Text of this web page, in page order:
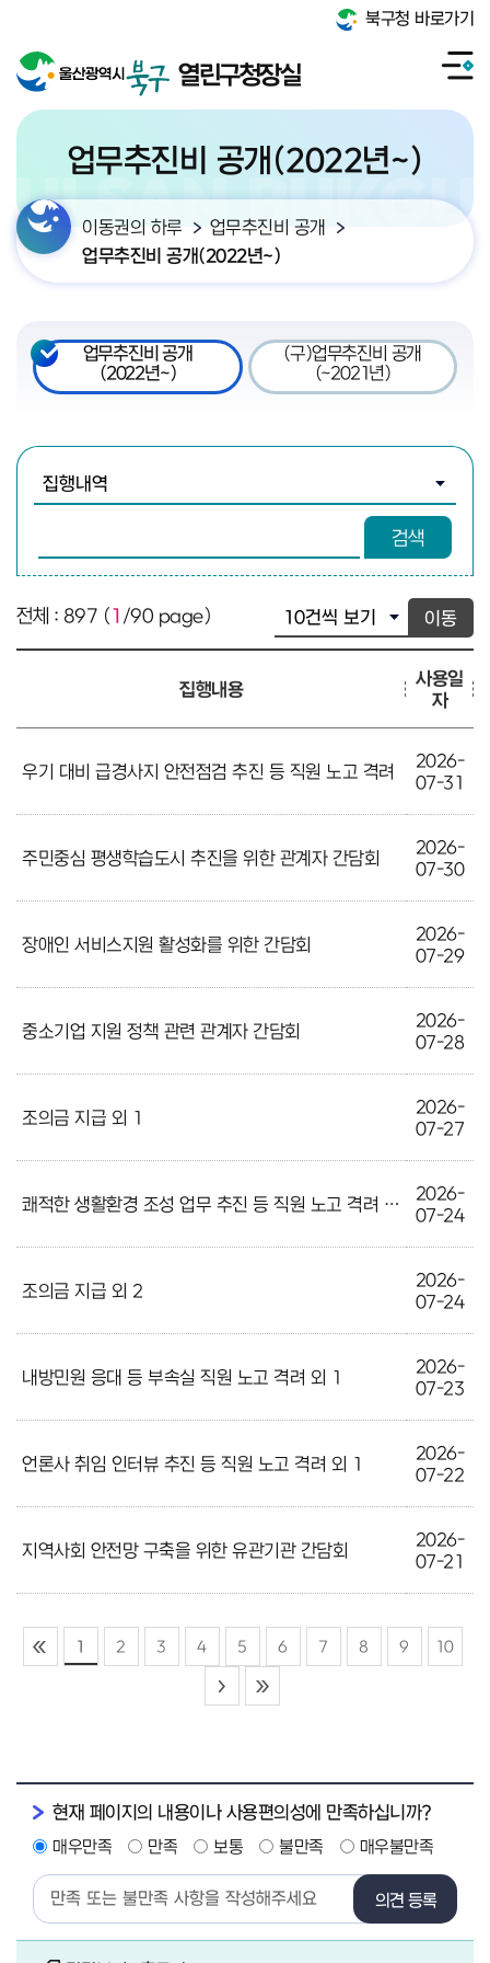
북구청 바로가기
열린구청장실
업무추진비 공개(2022년~)
이동권의 하루
업무추진비 공개
업무추진비 공개(2022년~)
업무추진비 공개
(2022년~)
(구)업무추진비 공개
(~2021년)
검색
전체 : 897 (1/90 page) 이동
집행내용
사용일
자
우기 대비 급경사지 안전점검 추진 등 직원 노고 격려
2026-
07-31
주민중심 평생학습도시 추진을 위한 관계자 간담회
2026-
07-30
장애인 서비스지원 활성화를 위한 간담회
2026-
07-29
중소기업 지원 정책 관련 관계자 간담회
2026-
07-28
조의금 지급 외 1
2026-
07-27
쾌적한 생활환경 조성 업무 추진 등 직원 노고 격려 외 2
2026-
07-24
조의금 지급 외 2
2026-
07-24
내방민원 응대 등 부속실 직원 노고 격려 외 1
2026-
07-23
언론사 취임 인터뷰 추진 등 직원 노고 격려 외 1
2026-
07-22
지역사회 안전망 구축을 위한 유관기관 간담회
2026-
07-21
1 2 3 4 5 6 7 8 9 10
현재 페이지의 내용이나 사용편의성에 만족하십니까?
매우만족 만족 보통 불만족 매우불만족
의견 등록